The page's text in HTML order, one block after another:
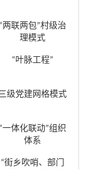
“两联两包”村级治
理模式
“叶脉工程”
级党建网格模式
“一体化联动”组织
体系
“街乡吹哨、部门